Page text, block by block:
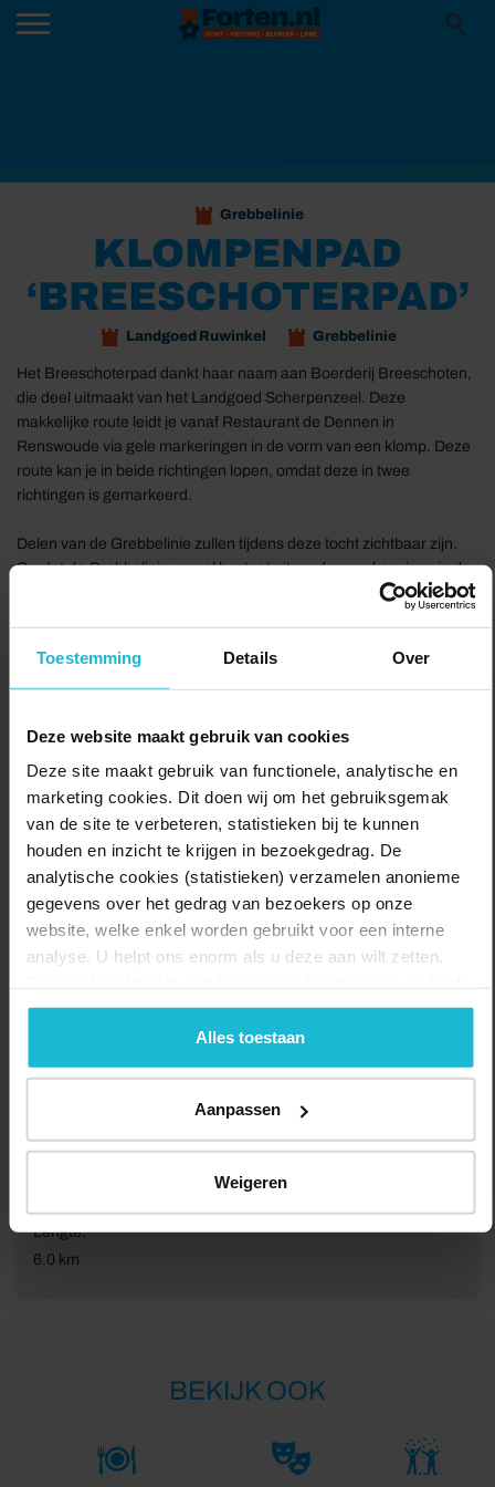
Toestemming Details Over
Deze website maakt gebruik van cookies
Deze site maakt gebruik van functionele, analytische en
marketing cookies. Dit doen wij om het gebruiksgemak
van de site te verbeteren, statistieken bij te kunnen
houden en inzicht te krijgen in bezoekgedrag. De
analytische cookies (statistieken) verzamelen anonieme
gegevens over het gedrag van bezoekers op onze
website, welke enkel worden gebruikt voor een interne
analyse. U helpt ons enorm als u deze aan wilt zetten.
geen commerciële doelstelling. U kunt deze cookies via
de knoppen accepteren, beheren of weigeren.
Alles toestaan
Aanpassen
Weigeren
Grebbelinie
KLOMPENPAD
‘BREESCHOTERPAD’
Landgoed Ruwinkel Grebbelinie
Het Breeschoterpad dankt haar naam aan Boerderij Breeschoten,
die deel uitmaakt van het Landgoed Scherpenzeel. Deze
makkelijke route leidt je vanaf Restaurant de Dennen in
Renswoude via gele markeringen in de vorm van een klomp. Deze
route kan je in beide richtingen lopen, omdat deze in twee
richtingen is gemarkeerd.
Delen van de Grebbelinie zullen tijdens deze tocht zichtbaar zijn.
Omdat de Grebbelinie vooral bestaat uit aarden werken, is er in de
loop van de tijd een prachtig natuurgebied ontstaan. Bovendien
Voor de route van het Breeschoterpad dien je een brochure te
in de Bilt.
Naar de route Delen:
Lengte:
6.0 km
BEKIJK OOK